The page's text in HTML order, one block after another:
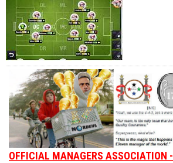
OFFICIAL MANAGERS ASSOCIATION -